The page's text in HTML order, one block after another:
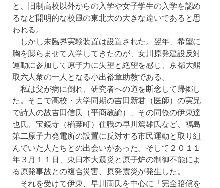
と、旧制高校以外からの入学や女子学生の入学を認め
るなど開明的な校風の東北大の大きな違いであると思
われる。
しかし未臨界実験装置は設置された。翌年、希望に
胸を膨らませて入学してきたのが、女川原発建設反対
運動に参加して原子力に失望と絶望を感じ、京都大熊
取六人衆の一人となる小出裕章助教である。
私は父が病に倒れ、研究者への道を断念して帰郷し
た。そこで高校・大学同期の吉田新君（医師）の実兄
で詩人の故吉田信氏（平商教諭）、その同僚の伊東達
也氏、宝鏡寺（楢葉町）住職の早川篤雄氏など、福島
第二原子力発電所の設置に反対する市民運動と取り組
んでいた人たちとの出会いがあった。そして２０１１
年３月１１日、東日本大震災と原子炉の制御不能によ
る原発事故との複合災害、原発震災が発生した。
それを受けて伊東、早川両氏を中心に「完全賠償を